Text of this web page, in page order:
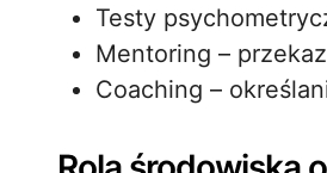
Testy
Mentoring –
Coaching –